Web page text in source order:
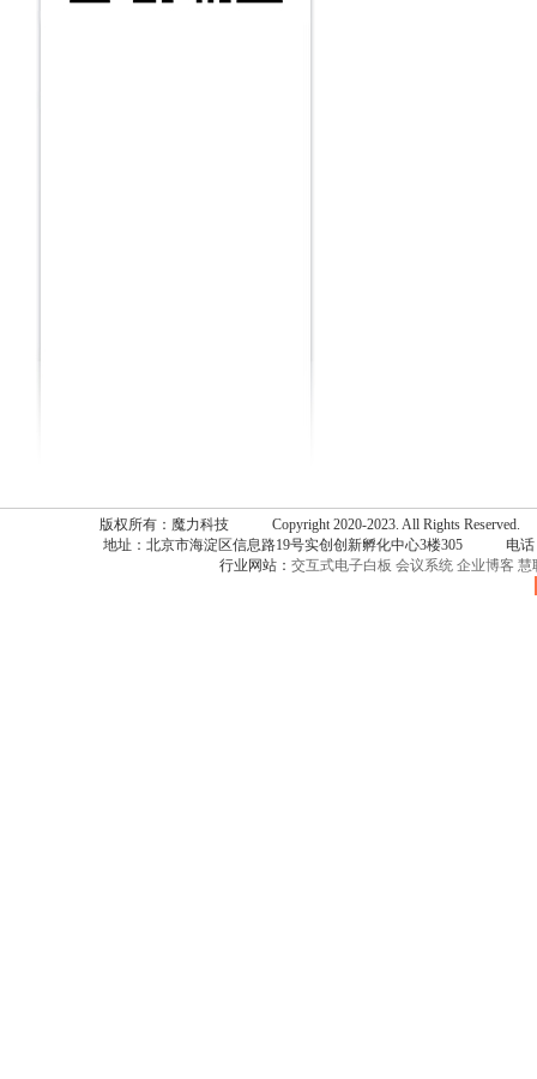
版权所有：魔力科技 Copyright 2020-2023. All Rights
地址：北京市海淀区信息路19号实创创新孵化中心3楼305
行业网站： 交互式电子白板 会议系统 企业博客 慧